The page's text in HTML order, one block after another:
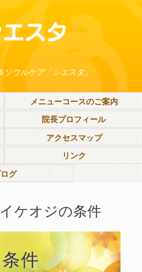
ウルケア「シエスタ」
メニューコースのご案内
院長プロフィール
アクセスマップ
リンク
グ
イケオジの条件
件